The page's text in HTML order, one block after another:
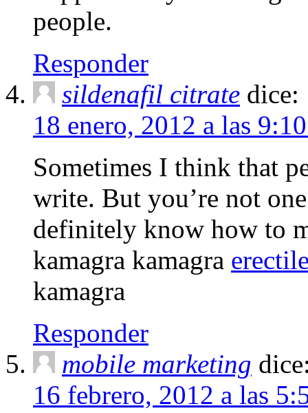
people.
Responder
sildenafil citrate dice:
18 enero, 2012 a las
Sometimes I think that
write. But you’re not
definitely know how to
kamagra kamagra
kamagra
Responder
mobile marketing
16 febrero, 2012 a las